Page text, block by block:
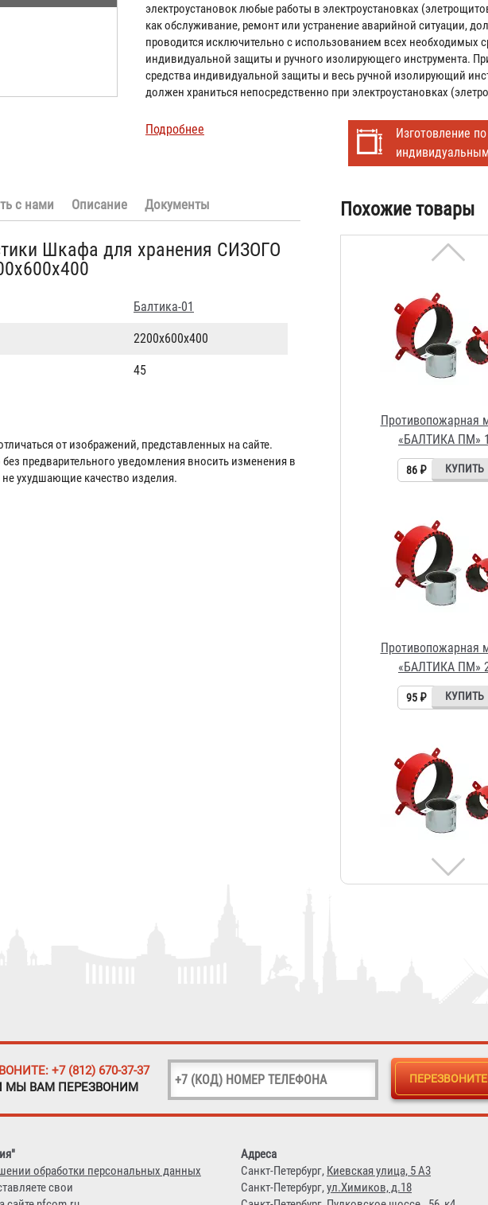
электроустановок любые работы в электроустановках
как обслуживание, ремонт или устранение аварийной ситуации,
проводится исключительно с использованием всех необходимых
индивидуальной защиты и ручного изолирующего инструмента.
средства индивидуальной защиты и весь ручной изолирующий
должен храниться непосредственно при электроустановках
Изготовление по
Подробнее
с нами Описание Документы
Шкафа для хранения СИЗОГО
Балтика-01
2200х600x400
45
от изображений, представленных на сайте.
предварительного уведомления вносить изменения в
ухудшающие качество изделия.
Похожие товары
Договорная
«БАЛТИКА ПМ»
Противопожарная
«БАЛТИКА ПМ»
95 ₽
Противопожарная
«БАЛТИКА ПМ»
98 ₽
Полка для СИЗОД
+7 (812) 670-37-37
МЫ ВАМ ПЕРЕЗВОНИМ
обработки персональных данных
свои
Адреса
Санкт-Петербург, Киевская улица, 5 А3
Санкт-Петербург,ул.Химиков, д.18